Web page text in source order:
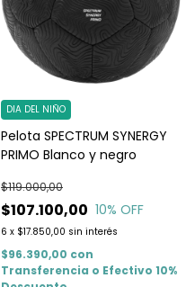
Pelota SPECTRUM SYNERGY
PRIMO Blanco y negro
$107.100,00
$119.000,00
10% OFF
6 x $17.850,00 sin interés
DIA DEL NIÑO
$96.390,00 con
Transferencia o Efectivo 10%